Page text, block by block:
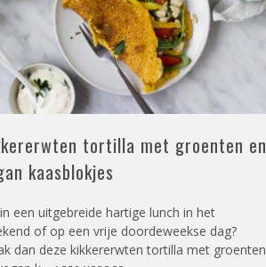
tortilla met groenten en
kaasblokjes
een uitgebreide hartige lunch in het
of op een vrije doordeweekse dag?
dan deze kikkererwten tortilla met groenten